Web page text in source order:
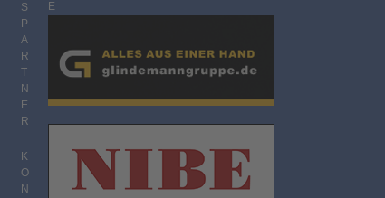
S
P
A
R
T
N
E
R
K
O
N
E